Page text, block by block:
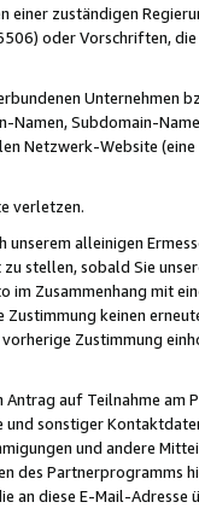
einer zuständigen
oder Vorschriften,
Unternehmen
Namen, Subdomain-
Netzwerk-Website
verletzen.
unserem alleinigen
stellen, sobald Sie
im Zusammenhang mit
keinen
vorherige Zustimmung
Antrag auf Teilnahme
und sonstiger
und andere
des Partnerprogramms
an diese E-Mail-